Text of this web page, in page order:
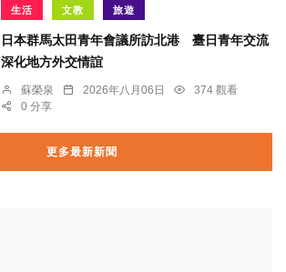
生活 文教 旅遊
日本群馬太田青年會議所訪北港 臺日青年交流
深化地方外交情誼
蘇榮泉 2026年八月06日
374 觀看
0 分享
更多最新新聞